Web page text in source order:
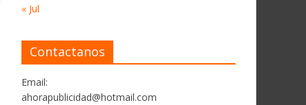
« Jul
Contactanos
Email:
ahorapublicidad@hotmail.com